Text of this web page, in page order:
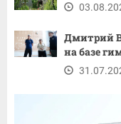
Дмитрий
на базе